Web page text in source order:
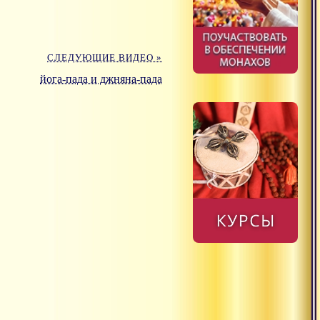
СЛЕДУЮЩИЕ ВИДЕО »
йога-пада и джняна-пада